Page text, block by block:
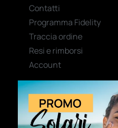
Contatti
Programma Fidelity
Traccia ordine
Resi e rimborsi
Account